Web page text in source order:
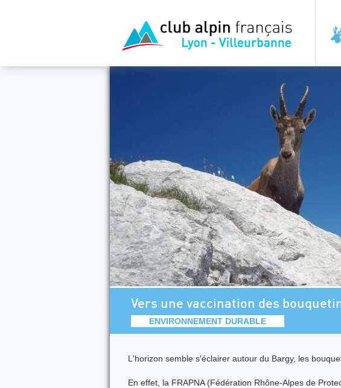
Vers une vaccination des
ENVIRONNEMENT DURABLE
L'horizon semble s'éclairer autour du Bargy, les
En effet, la FRAPNA (Fédération Rhône-Alpes de